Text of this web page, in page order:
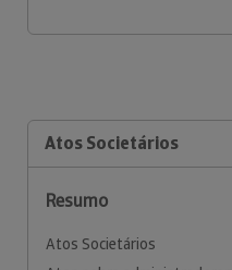
Atos Societários
Resumo
Atos Societários